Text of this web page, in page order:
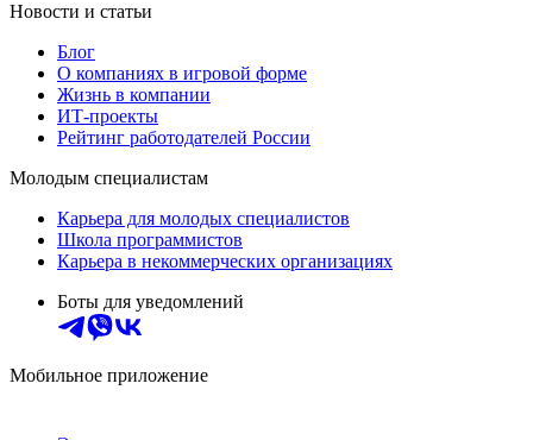
Новости и статьи
Блог
О компаниях в игровой форме
Жизнь в компании
ИТ-проекты
Рейтинг работодателей России
Молодым специалистам
Карьера для молодых специалистов
Школа программистов
Карьера в некоммерческих организациях
Боты для уведомлений
Мобильное приложение